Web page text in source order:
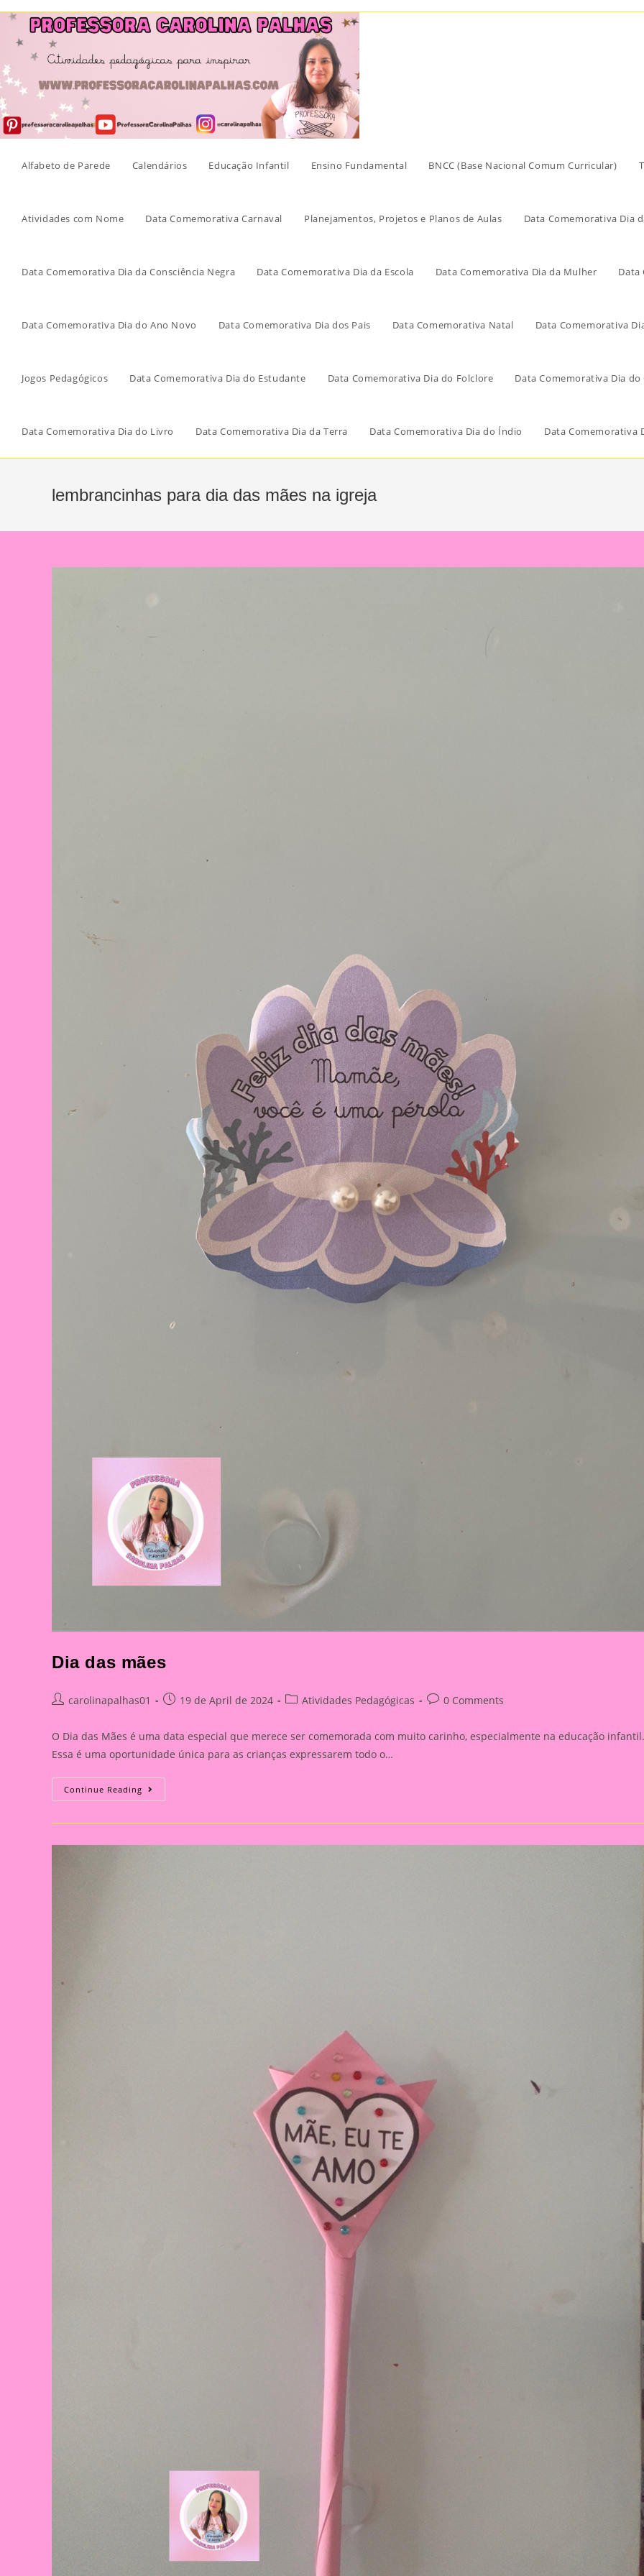
Skip
content
Alfabeto de Parede Calendários Educação Infantil Ensino Fundamental BNCC (Base Nacional Comum Curricular)
Atividades com Nome Data Comemorativa Carnaval Planejamentos, Projetos e Planos de Aulas Data Comemorativa Dia
Data Comemorativa Dia da Consciência Negra Data Comemorativa Dia da Escola Data Comemorativa Dia da Mulher Data
Data Comemorativa Dia do Ano Novo Data Comemorativa Dia dos Pais Data Comemorativa Natal Data Comemorativa
Jogos Pedagógicos Data Comemorativa Dia do Estudante Data Comemorativa Dia do Folclore Data Comemorativa Dia do
Data Comemorativa Dia do Livro Data Comemorativa Dia da Terra Data Comemorativa Dia do Índio Data Comemorativa
lembrancinhas para dia das mães na igreja
Dia das mães
Postcarolinapalhas01
Post19 de April de 2024
PostAtividades Pedagógicas
Post0 Comments
O Dia das Mães é uma data especial que merece ser comemorada com muito carinho, especialmente na educação infantil.
Essa é uma oportunidade única para as crianças expressarem todo o…
Continue Reading Dia
Das